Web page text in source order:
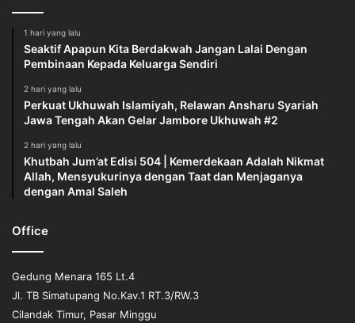
1 hari yang lalu
Seaktif Apapun Kita Berdakwah Jangan Lalai Dengan
Pembinaan Kepada Keluarga Sendiri
2 hari yang lalu
Perkuat Ukhuwah Islamiyah, Relawan Ansharu Syariah
Jawa Tengah Akan Gelar Jambore Ukhuwah #2
2 hari yang lalu
Khutbah Jum’at Edisi 504 | Kemerdekaan Adalah Nikmat
Allah, Mensyukurinya dengan Taat dan Menjaganya
dengan Amal Saleh
Office
Gedung Menara 165 Lt.4
Jl. TB Simatupang No.Kav.1 RT.3/RW.3
Cilandak Timur, Pasar Minggu